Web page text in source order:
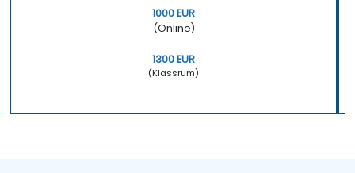
1000 EUR
(Online)
1300 EUR
(Klassrum)